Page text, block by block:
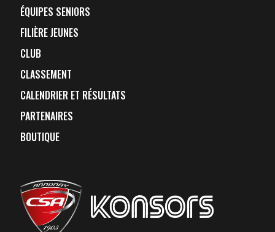
ÉQUIPES SENIORS
FILIÈRE JEUNES
CLUB
CLASSEMENT
CALENDRIER ET RÉSULTATS
PARTENAIRES
BOUTIQUE